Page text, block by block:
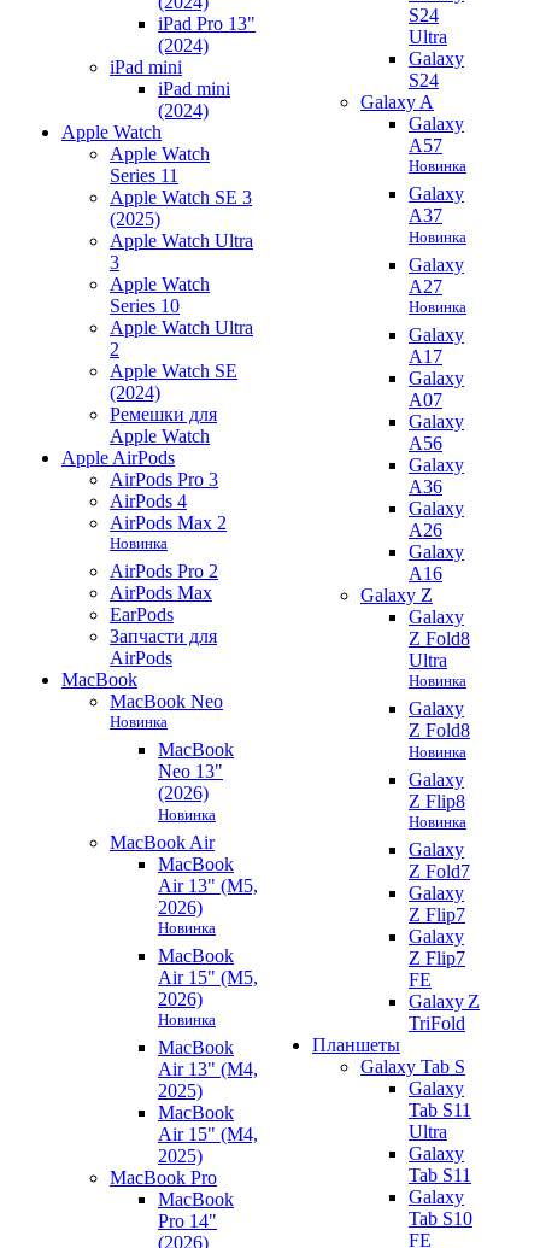
iPad Pro 13"
(2024)
iPad mini
iPad mini
(2024)
Apple Watch
Apple Watch
Series 11
Apple Watch SE 3
(2025)
Apple Watch Ultra
3
Apple Watch
Series 10
Apple Watch Ultra
2
Apple Watch SE
(2024)
Ремешки для
Apple Watch
Apple AirPods
AirPods Pro 3
AirPods 4
AirPods Max 2
Новинка
AirPods Pro 2
AirPods Max
EarPods
Запчасти для
AirPods
MacBook
MacBook Neo
Новинка
MacBook
Neo 13"
(2026)
Новинка
MacBook Air
MacBook
Air 13" (M5,
2026)
Новинка
MacBook
Air 15" (M5,
2026)
Новинка
MacBook
Air 13" (M4,
2025)
MacBook
Air 15" (M4,
2025)
MacBook Pro
MacBook
Pro 14"
(2026)
S24
Ultra
Galaxy
S24
Galaxy A
Galaxy
A57
Новинка
Galaxy
A37
Новинка
Galaxy
A27
Новинка
Galaxy
A17
Galaxy
A07
Galaxy
A56
Galaxy
A36
Galaxy
A26
Galaxy
A16
Galaxy Z
Galaxy
Z Fold8
Ultra
Новинка
Galaxy
Z Fold8
Новинка
Galaxy
Z Flip8
Новинка
Galaxy
Z Fold7
Galaxy
Z Flip7
Galaxy
Z Flip7
FE
Galaxy Z
TriFold
Планшеты
Galaxy Tab S
Galaxy
Tab S11
Ultra
Galaxy
Tab S11
Galaxy
Tab S10
FE